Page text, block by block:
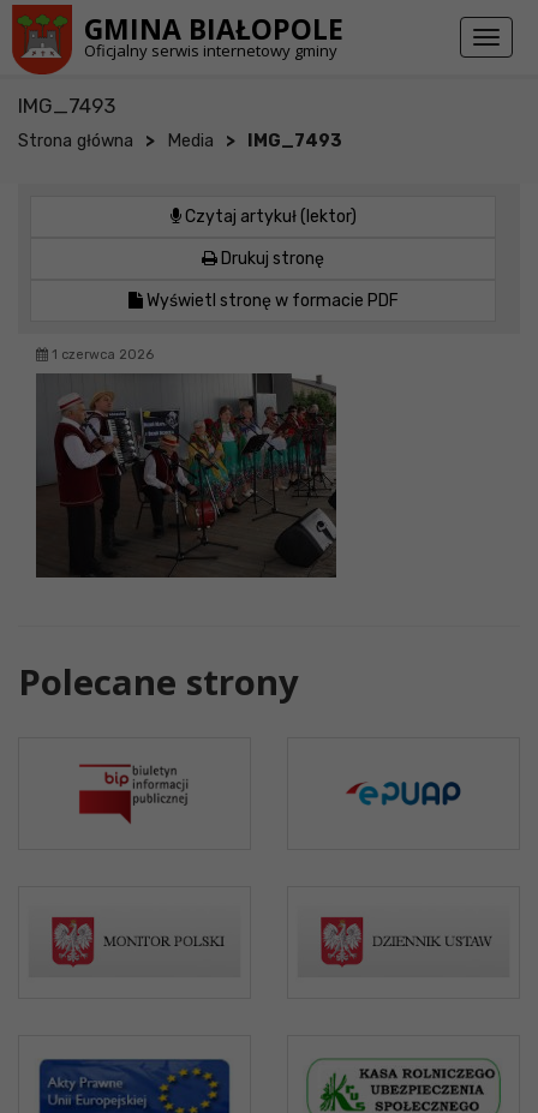
GMINA BIAŁOPOLE
Oficjalny serwis internetowy gminy
Toggle
IMG_7493
Strona główna > Media > IMG_7493
Czytaj artykuł (lektor)
Drukuj stronę
Wyświetl stronę w formacie PDF
1 czerwca 2026
Polecane strony